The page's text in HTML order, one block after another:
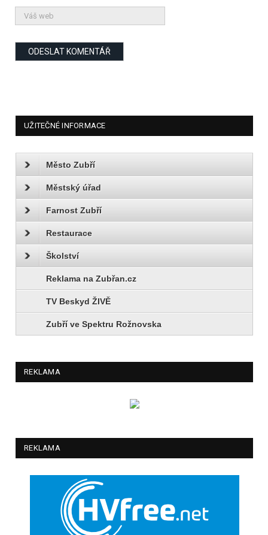
UŽITEČNÉ INFORMACE
Město Zubří
Městský úřad
Farnost Zubří
Restaurace
Školství
Reklama na Zubřan.cz
TV Beskyd ŽIVĚ
Zubří ve Spektru Rožnovska
REKLAMA
REKLAMA